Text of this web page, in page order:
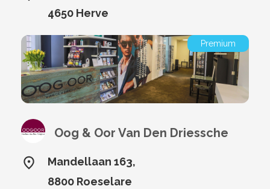
4650 Herve
Premium
Oog & Oor Van Den Driessche
Mandellaan 163,
8800 Roeselare